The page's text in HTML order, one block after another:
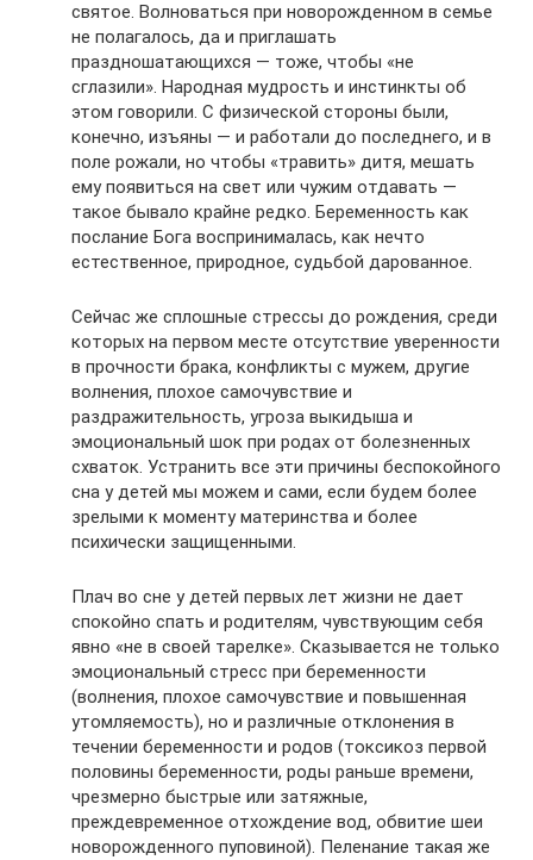
святое. Волноваться при новорожденном в семье
не полагалось, да и приглашать
праздношатающихся — тоже, чтобы «не
сглазили». Народная мудрость и инстинкты об
этом говорили. С физической стороны были,
конечно, изъяны — и работали до последнего, и в
поле рожали, но чтобы «травить» дитя, мешать
ему появиться на свет или чужим отдавать —
такое бывало крайне редко. Беременность как
послание Бога воспринималась, как нечто
естественное, природное, судьбой дарованное.
Сейчас же сплошные стрессы до рождения, среди
которых на первом месте отсутствие уверенности
в прочности брака, конфликты с мужем, другие
волнения, плохое самочувствие и
раздражительность, угроза выкидыша и
эмоциональный шок при родах от болезненных
схваток. Устранить все эти причины беспокойного
сна у детей мы можем и сами, если будем более
зрелыми к моменту материнства и более
психически защищенными.
Плач во сне у детей первых лет жизни не дает
спокойно спать и родителям, чувствующим себя
явно «не в своей тарелке». Сказывается не только
эмоциональный стресс при беременности
(волнения, плохое самочувствие и повышенная
утомляемость), но и различные отклонения в
течении беременности и родов (токсикоз первой
половины беременности, роды раньше времени,
чрезмерно быстрые или затяжные,
преждевременное отхождение вод, обвитие шеи
новорожденного пуповиной). Пеленание такая же